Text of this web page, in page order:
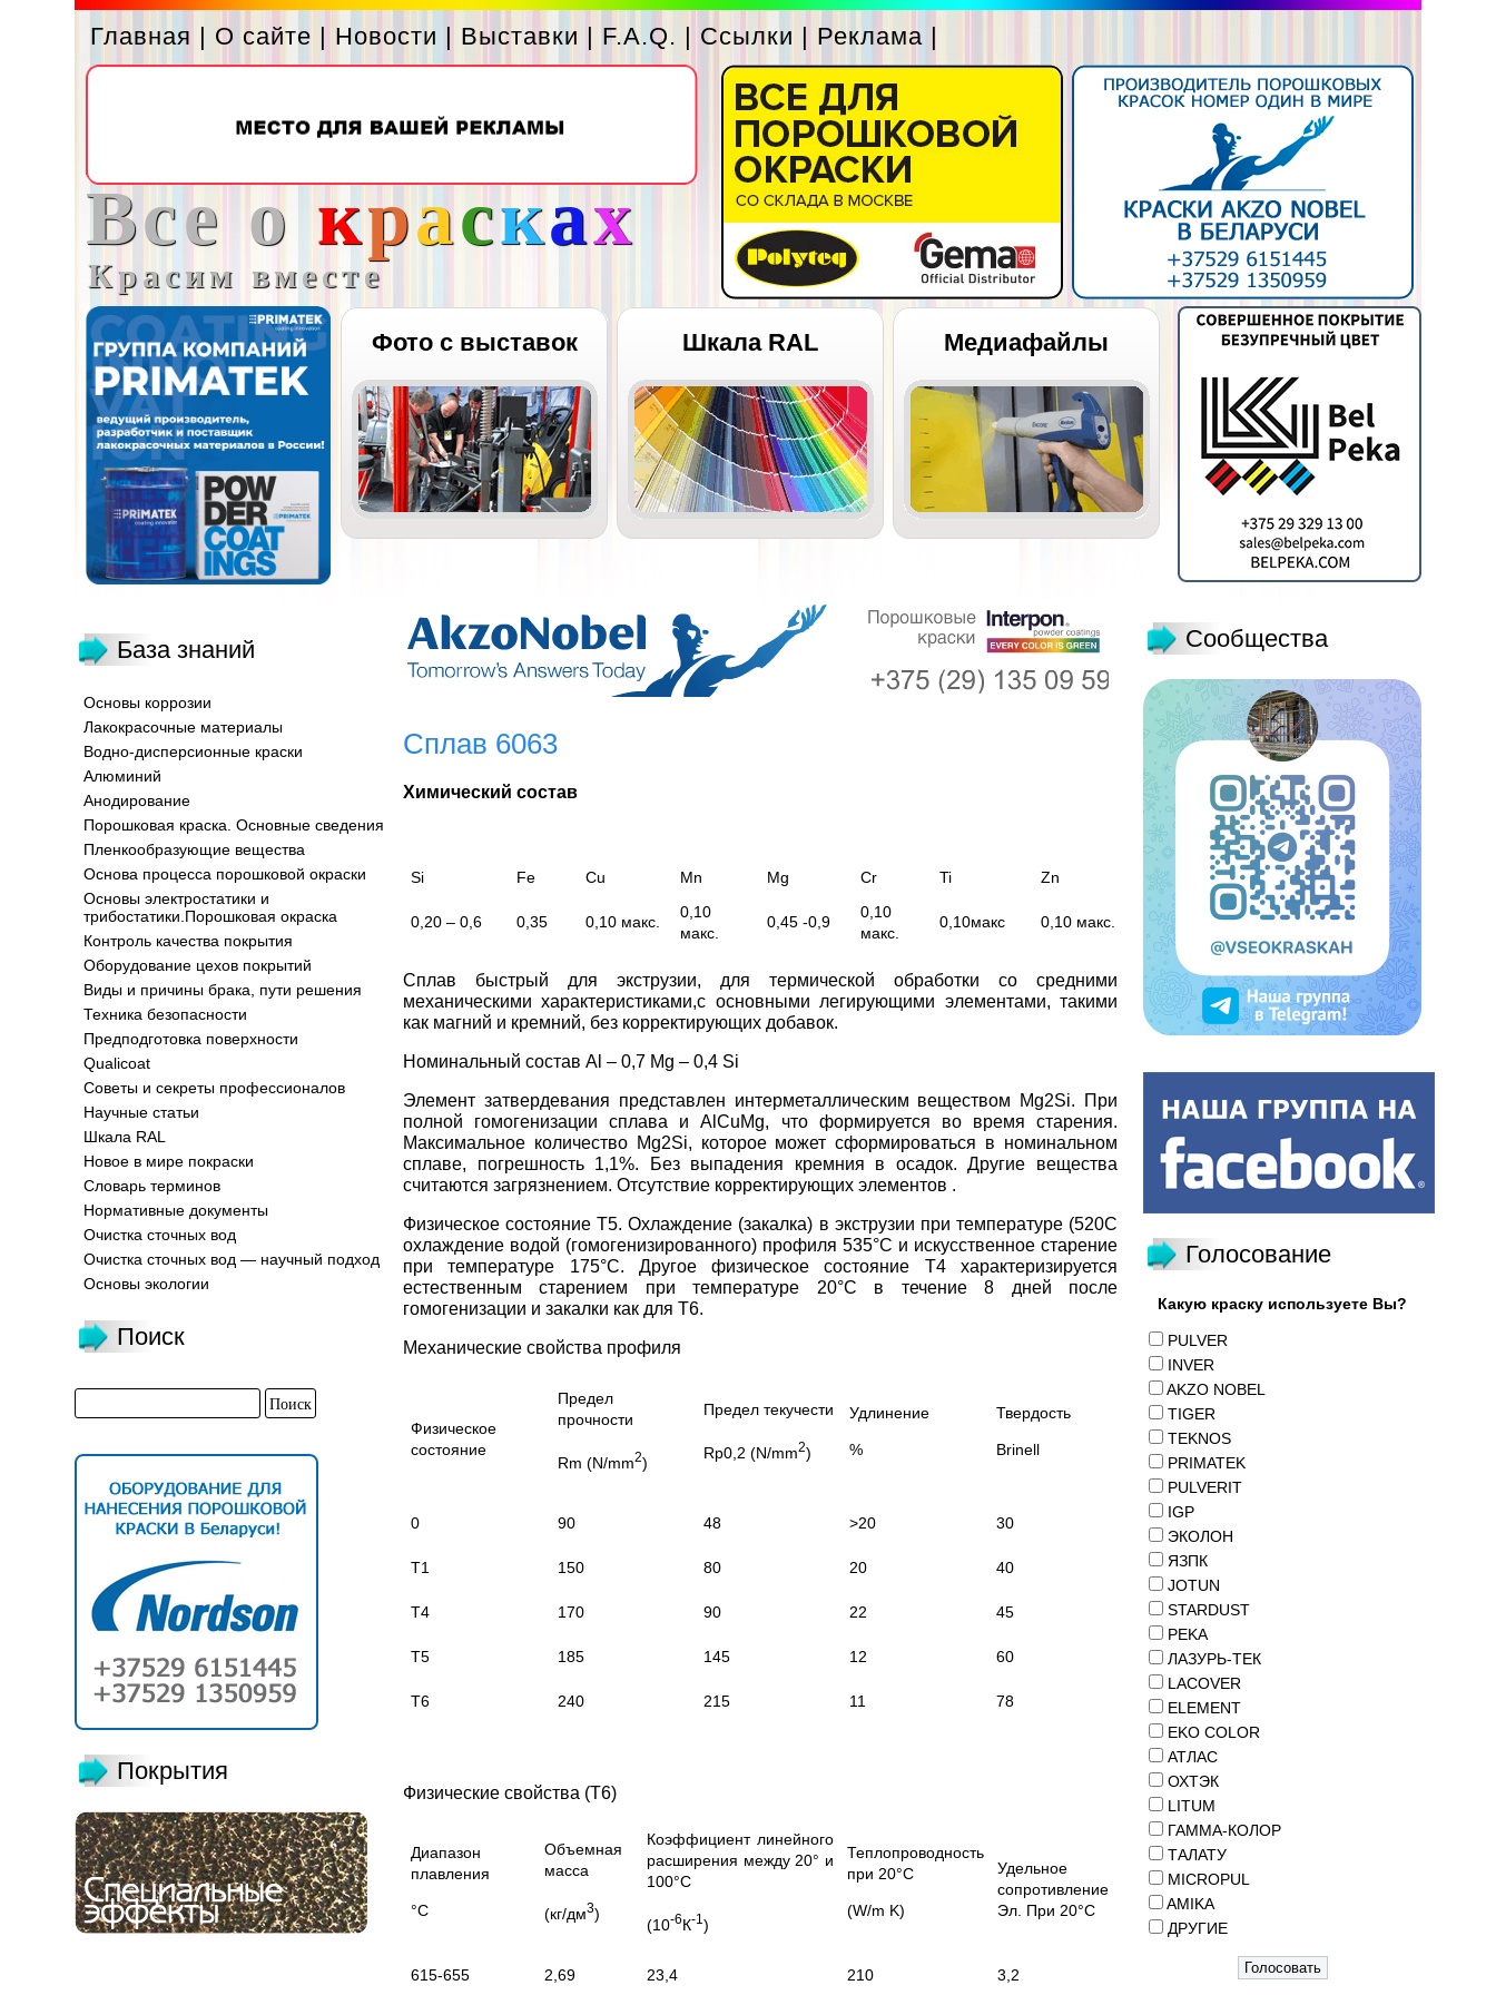
Главная | О сайте | Новости | Выставки | F.A.Q. | Ссылки | Реклама |
Все о красках
Красим вместе
Фото с выставок Шкала RAL Медиафайлы
База знаний
Основы коррозии
Лакокрасочные материалы
Водно-дисперсионные краски
Алюминий
Анодирование
Порошковая краска. Основные сведения
Пленкообразующие вещества
Основа процесса порошковой окраски
Основы электростатики и
трибостатики.Порошковая окраска
Контроль качества покрытия
Оборудование цехов покрытий
Виды и причины брака, пути решения
Техника безопасности
Предподготовка поверхности
Qualicoat
Советы и секреты профессионалов
Научные статьи
Шкала RAL
Новое в мире покраски
Словарь терминов
Нормативные документы
Очистка сточных вод
Очистка сточных вод — научный подход
Основы экологии
Поиск
Покрытия
Сплав 6063
Химический состав
Si Fe Cu Mn Mg Cr Ti Zn
0,20 – 0,6 0,35 0,10 макс.
0,10
макс.
0,45 -0,9
0,10
макс.
0,10макс 0,10 макс.
Сплав быстрый для экструзии, для термической обработки со средними
механическими характеристиками,с основными легирующими элементами, такими
как магний и кремний, без корректирующих добавок.
Номинальный состав Al – 0,7 Mg – 0,4 Si
Элемент затвердевания представлен интерметаллическим веществом Mg2Si. При
полной гомогенизации сплава и AlCuMg, что формируется во время старения.
Максимальное количество Mg2Si, которое может сформироваться в номинальном
сплаве, погрешность 1,1%. Без выпадения кремния в осадок. Другие вещества
считаются загрязнением. Отсутствие корректирующих элементов .
Физическое состояние Т5. Охлаждение (закалка) в экструзии при температуре (520С
охлаждение водой (гомогенизированного) профиля 535°С и искусственное старение
при температуре 175°С. Другое физическое состояние Т4 характеризируется
естественным старением при температуре 20°С в течение 8 дней после
гомогенизации и закалки как для Т6.
Механические свойства профиля
Физическое
состояние
Предел
прочности
Rm (N/mm2)
Предел текучести
Rp0,2 (N/mm2)
Удлинение
%
Твердость
Brinell
0 90 48 >20 30
Т1 150 80 20 40
Т4 170 90 22 45
Т5 185 145 12 60
Т6 240 215 11 78
Физические свойства (T6)
Диапазон
плавления
°С
Объемная
масса
(кг/дм3)
Коэффициент линейного
расширения между 20° и
100°С
(10-6К-1 )
Теплопроводность
при 20°С
(W/m K)
Удельное
сопротивление
Эл. При 20°С
615-655 2,69 23,4 210 3,2
Сообщества
Голосование
Какую краску используете Вы?
PULVER
INVER
AKZO NOBEL
TIGER
TEKNOS
PRIMATEK
PULVERIT
IGP
ЭКОЛОН
ЯЗПК
JOTUN
STARDUST
PEKA
ЛАЗУРЬ-ТЕК
LACOVER
ELEMENT
EKO COLOR
АТЛАС
ОХТЭК
LITUM
ГАММА-КОЛОР
ТАЛАТУ
MICROPUL
AMIKA
ДРУГИЕ